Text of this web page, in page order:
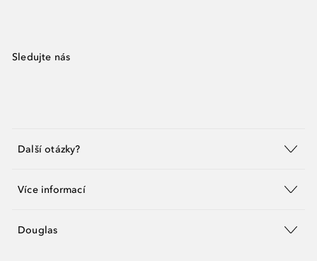
Sledujte nás
Další otázky?
Více informací
Douglas